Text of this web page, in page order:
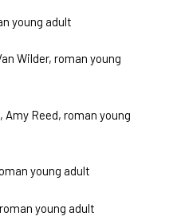
young adult
Wilder, roman young
Reed, roman young
young adult
young adult